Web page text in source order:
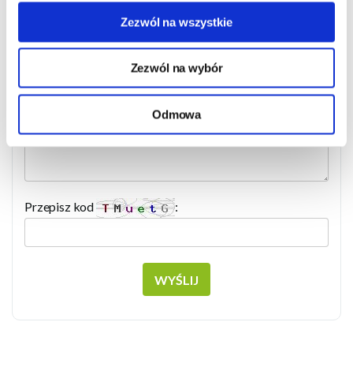
Zezwól na wszystkie
Zezwól na wybór
Odmowa
Przepisz kod :
WYŚLIJ